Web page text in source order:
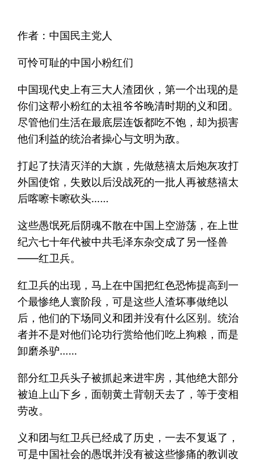
作者：中国民主党人
可怜可耻的中国小粉红们
中国现代史上有三大人渣团伙，第一个出现的是
你们这帮小粉红的太祖爷爷晚清时期的义和团。
尽管他们生活在最底层连饭都吃不饱，却为损害
他们利益的统治者操心与文明为敌。
打起了扶清灭洋的大旗，先做慈禧太后炮灰攻打
外国使馆，失败以后没战死的一批人再被慈禧太
后喀嚓卡嚓砍头……
这些愚氓死后阴魂不散在中国上空游荡，在上世
纪六七十年代被中共毛泽东杂交成了另一怪兽
——红卫兵。
红卫兵的出现，马上在中国把红色恐怖提高到一
个最惨绝人寰阶段，可是这些人渣坏事做绝以
后，他们的下场同义和团并没有什么区别。统治
者并不是对他们论功行赏给他们吃上狗粮，而是
卸磨杀驴……
部分红卫兵头子被抓起来进牢房，其他绝大部分
被迫上山下乡，面朝黄土背朝天去了，等于变相
劳改。
义和团与红卫兵已经成了历史，一去不复返了，
可是中国社会的愚氓并没有被这些惨痛的教训改